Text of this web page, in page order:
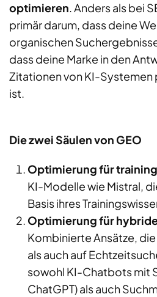
optimieren. Anders als bei
primär darum, dass deine
organischen
dass deine Marke in den
Zitationen von KI-
ist.
Die zwei Säulen von GEO
Optimierung für
KI-Modelle wie Mistral,
Basis ihres
Optimierung für
Kombinierte Ansätze,
als auch auf
sowohl KI-Chatbots mit
ChatGPT) als auch